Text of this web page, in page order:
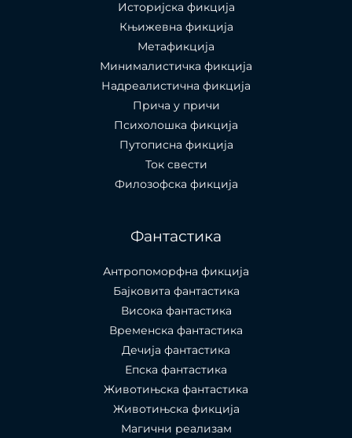
Историјска фикција
Књижевна фикција
Метафикција
Минималистичка фикција
Надреалистична фикција
Прича у причи
Психолошкa фикција
Путописна фикција
Ток свести
Филозофска фикција
Фантастика
Антропоморфна фикција
Бајковита фантастика
Висока фантастика
Временска фантастика
Дечија фантастика
Епска фантастика
Животињска фантастика
Животињска фикција
Магични реализам